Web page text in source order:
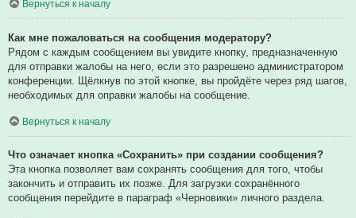
Вернуться к началу
Как мне пожаловаться на сообщения модератору?
Рядом с каждым сообщением вы увидите кнопку, предназначенную
для отправки жалобы на него, если это разрешено администратором
конференции. Щёлкнув по этой кнопке, вы пройдёте через ряд шагов,
необходимых для оправки жалобы на сообщение.
Вернуться к началу
Что означает кнопка «Сохранить» при создании сообщения?
Эта кнопка позволяет вам сохранять сообщения для того, чтобы
закончить и отправить их позже. Для загрузки сохранённого
сообщения перейдите в параграф «Черновики» личного раздела.